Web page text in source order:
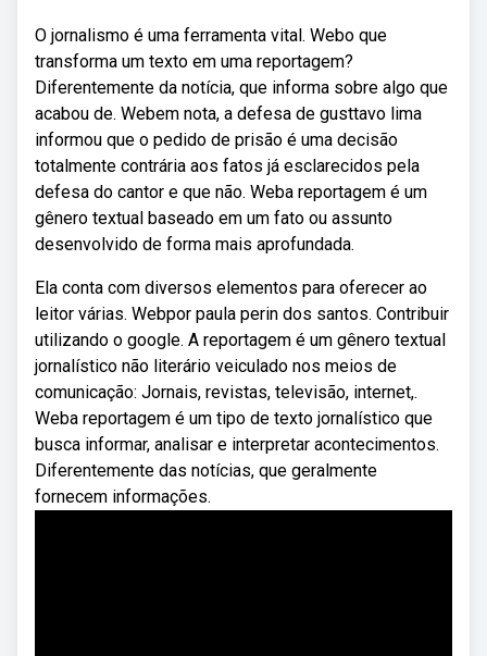
O jornalismo é uma ferramenta vital. Webo que
transforma um texto em uma reportagem?
Diferentemente da notícia, que informa sobre algo que
acabou de. Webem nota, a defesa de gusttavo lima
informou que o pedido de prisão é uma decisão
totalmente contrária aos fatos já esclarecidos pela
defesa do cantor e que não. Weba reportagem é um
gênero textual baseado em um fato ou assunto
desenvolvido de forma mais aprofundada.
Ela conta com diversos elementos para oferecer ao
leitor várias. Webpor paula perin dos santos. Contribuir
utilizando o google. A reportagem é um gênero textual
jornalístico não literário veiculado nos meios de
comunicação: Jornais, revistas, televisão, internet,.
Weba reportagem é um tipo de texto jornalístico que
busca informar, analisar e interpretar acontecimentos.
Diferentemente das notícias, que geralmente
fornecem informações.